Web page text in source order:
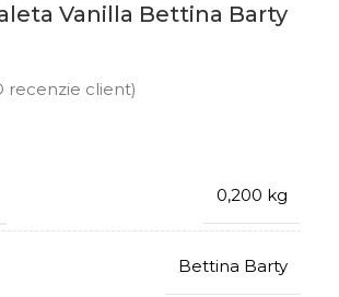
Vanilla Bettina Barty
recenzie client)
0,200 kg
Bettina Barty